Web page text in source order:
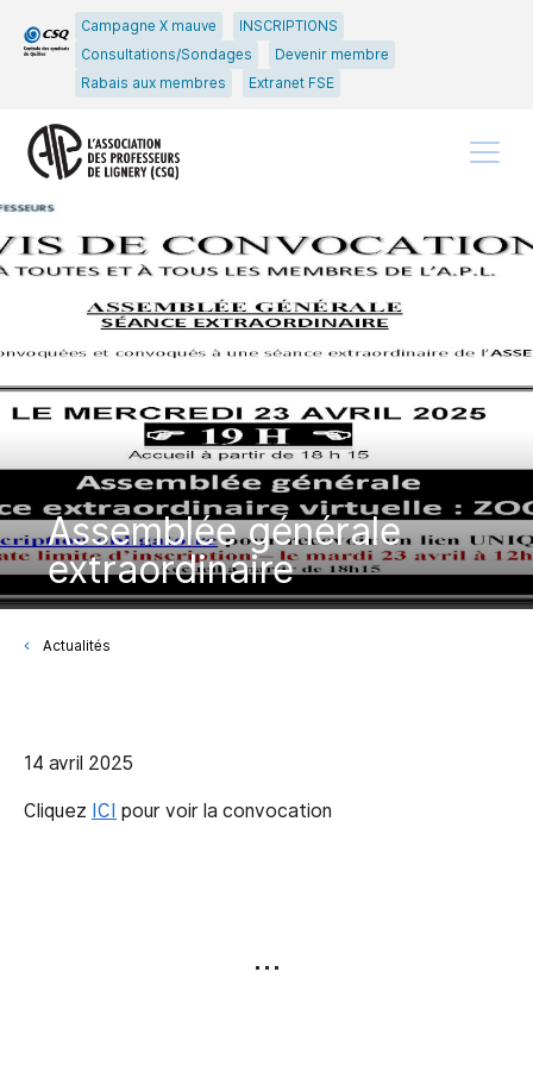
Passer
au
principal
Passer
au
Campagne X mauve
INSCRIPTIONS
Consultations/Sondages
Devenir membre
Rabais aux membres
Extranet FSE
Assemblée générale
extraordinaire
Actualités
14 avril 2025
Cliquez ICI pour voir la convocation